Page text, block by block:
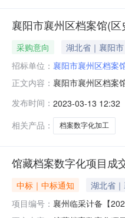
襄阳市襄州区档案馆(
采购意向 湖北省｜襄阳
招标单位： 襄阳市襄州区档案
正文内容： 襄阳市襄州区档案
时间（填写到月）
安排，具体采购项
发布时间： 2023-03-13 12:32
相关产品：
档案数字化加工
馆藏档案数字化项目成
中标｜中标通知 湖北省
项目编号： 襄州临采计备【